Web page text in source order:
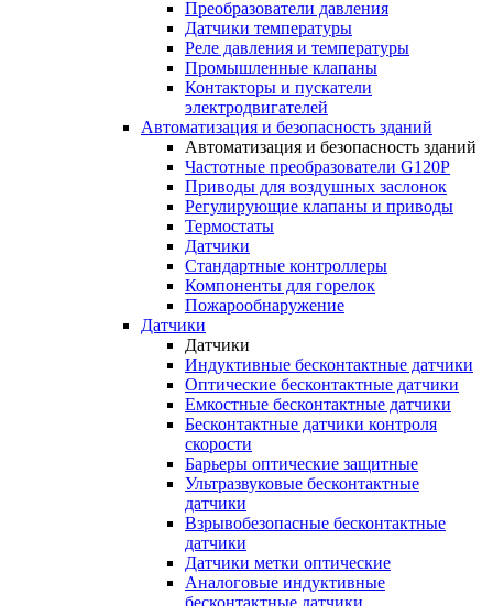
Преобразователи давления
Датчики температуры
Реле давления и температуры
Промышленные клапаны
Контакторы и пускатели
электродвигателей
Автоматизация и безопасность зданий
Автоматизация и безопасность зданий
Частотные преобразователи G120P
Приводы для воздушных заслонок
Регулирующие клапаны и приводы
Термостаты
Датчики
Стандартные контроллеры
Компоненты для горелок
Пожарообнаружение
Датчики
Датчики
Индуктивные бесконтактные датчики
Оптические бесконтактные датчики
Емкостные бесконтактные датчики
Бесконтактные датчики контроля
скорости
Барьеры оптические защитные
Ультразвуковые бесконтактные
датчики
Взрывобезопасные бесконтактные
датчики
Датчики метки оптические
Аналоговые индуктивные
бесконтактные датчики